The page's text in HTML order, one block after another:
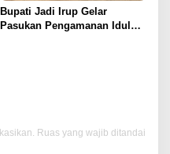
Bupati Jadi Irup Gelar
Pasukan Pengamanan Idul
Ruas yang wajib ditandai